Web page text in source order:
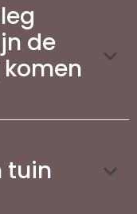
de
tuin